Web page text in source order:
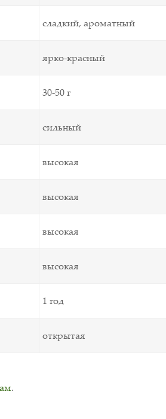
сладкий, ароматный
ярко-красный
30-50 г
сильный
высокая
высокая
высокая
высокая
1 год
открытая
.